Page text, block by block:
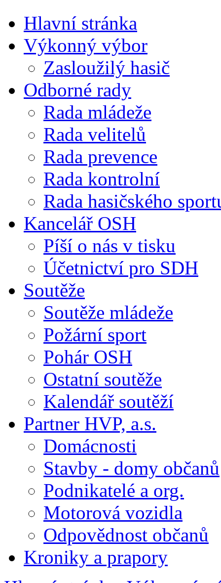
Hlavní stránka
Výkonný výbor
Zasloužilý hasič
Odborné rady
Rada mládeže
Rada velitelů
Rada prevence
Rada kontrolní
Rada hasičského
Kancelář OSH
Píší o nás v tisku
Účetnictví pro SDH
Soutěže
Soutěže mládeže
Požární sport
Pohár OSH
Ostatní soutěže
Kalendář soutěží
Partner HVP, a.s.
Domácnosti
Stavby - domy občanů
Podnikatelé a org.
Motorová vozidla
Odpovědnost občanů
Kroniky a prapory